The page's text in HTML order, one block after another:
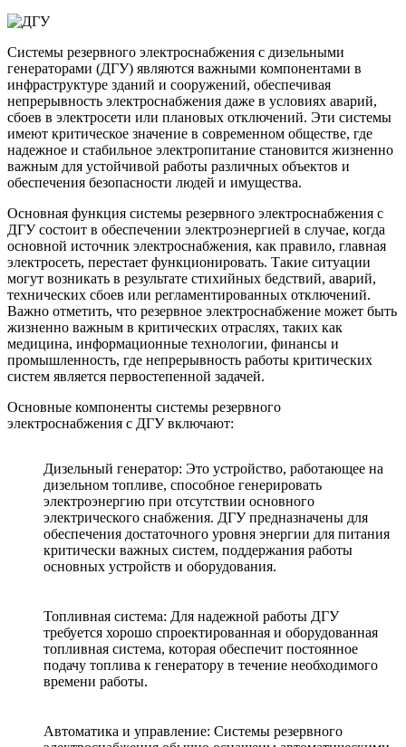
Системы резервного электроснабжения с дизельными
генераторами (ДГУ) являются важными компонентами в
инфраструктуре зданий и сооружений, обеспечивая
непрерывность электроснабжения даже в условиях аварий,
сбоев в электросети или плановых отключений. Эти системы
имеют критическое значение в современном обществе, где
надежное и стабильное электропитание становится жизненно
важным для устойчивой работы различных объектов и
обеспечения безопасности людей и имущества.
Основная функция системы резервного электроснабжения с
ДГУ состоит в обеспечении электроэнергией в случае, когда
основной источник электроснабжения, как правило, главная
электросеть, перестает функционировать. Такие ситуации
могут возникать в результате стихийных бедствий, аварий,
технических сбоев или регламентированных отключений.
Важно отметить, что резервное электроснабжение может быть
жизненно важным в критических отраслях, таких как
медицина, информационные технологии, финансы и
промышленность, где непрерывность работы критических
систем является первостепенной задачей.
Основные компоненты системы резервного
электроснабжения с ДГУ включают:
Дизельный генератор: Это устройство, работающее на
дизельном топливе, способное генерировать
электроэнергию при отсутствии основного
электрического снабжения. ДГУ предназначены для
обеспечения достаточного уровня энергии для питания
критически важных систем, поддержания работы
основных устройств и оборудования.
Топливная система: Для надежной работы ДГУ
требуется хорошо спроектированная и оборудованная
топливная система, которая обеспечит постоянное
подачу топлива к генератору в течение необходимого
времени работы.
Автоматика и управление: Системы резервного